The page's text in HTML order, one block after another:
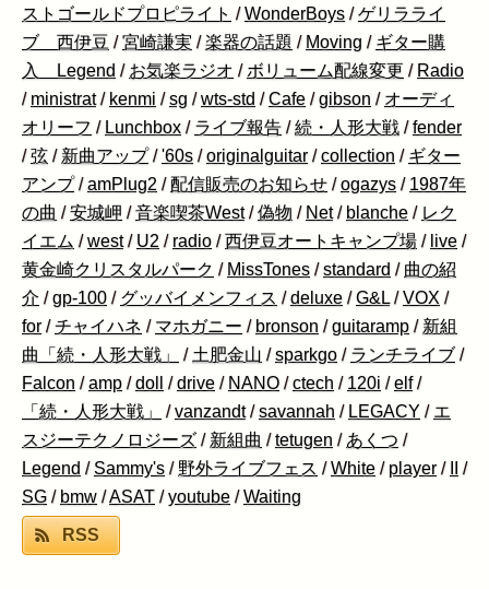
ストゴールドプロピライト /WonderBoys /ゲリラライ
ブ 西伊豆 /宮崎謙実 /楽器の話題 / Moving / ギター購
入 Legend / お気楽ラジオ / ボリューム配線変更 / Radio
/ ministrat / kenmi /sg /wts-std /Cafe /gibson / オーディ
オリーフ / Lunchbox / ライブ報告 /続・人形大戦 /fender
/弦 / 新曲アップ /'60s /originalguitar /collection / ギター
アンプ /amPlug2 /配信販売のお知らせ /ogazys / 1987年
の曲 /安城岬 /音楽喫茶West /偽物 / Net / blanche / レク
イエム /west / U2 / radio /西伊豆オートキャンプ場 / live /
黄金崎クリスタルパーク / MissTones /standard / 曲の紹
介 /gp-100 / グッバイメンフィス /deluxe /G&L /VOX /
for /チャイハネ / マホガニー / bronson /guitaramp / 新組
曲「続・人形大戦」
/ 土肥金山 /sparkgo / ランチライブ /
Falcon /amp /doll /drive / NANO /ctech / 120i /elf /
「続・人形大戦」
/vanzandt /savannah / LEGACY / エ
スジーテクノロジーズ / 新組曲 /tetugen / あくつ /
Legend /Sammy's / 野外ライブフェス /White / player /
/
SG / bmw /ASAT /youtube /Waiting
RSS